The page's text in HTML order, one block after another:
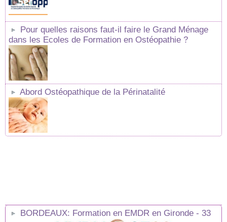
Pour quelles raisons faut-il faire le Grand Ménage
dans les Ecoles de Formation en Ostéopathie ?
Abord Ostéopathique de la Périnatalité
BORDEAUX: Formation en EMDR en Gironde - 33